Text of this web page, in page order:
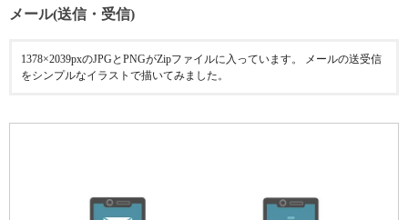
メール(送信・受信)
1378×2039pxのJPGとPNGがZipファイルに入っています。 メールの送受信
をシンプルなイラストで描いてみました。